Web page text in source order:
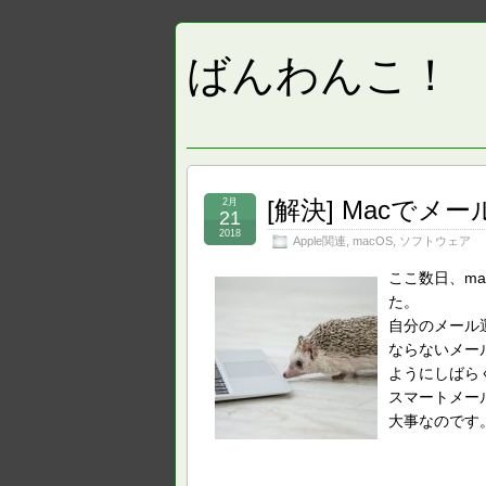
ばんわんこ！
[解決] Macでメー
Apple関連 macOS ソフトウェア
2月
21
2018
ここ数日、
た。
自分のメール
ならないメー
ようにしばら
スマートメー
大事なのです。